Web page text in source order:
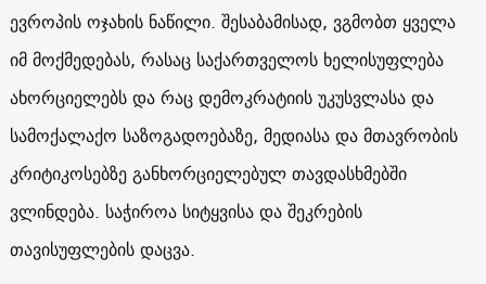
ევროპის ოჯახის ნაწილი. შესაბამისად, ვგმობთ ყველა
იმ მოქმედებას, რასაც საქართველოს ხელისუფლება
ახორციელებს და რაც დემოკრატიის უკუსვლასა და
სამოქალაქო საზოგადოებაზე, მედიასა და მთავრობის
კრიტიკოსებზე განხორციელებულ თავდასხმებში
ვლინდება. საჭიროა სიტყვისა და შეკრების
თავისუფლების დაცვა.